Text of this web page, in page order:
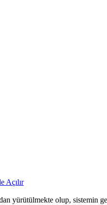
Açılır
yürütülmekte olup, sistemin